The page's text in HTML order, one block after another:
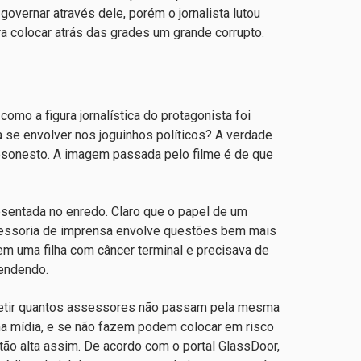
através dele, porém o jornalista lutou
colocar atrás das grades um grande corrupto.
a figura jornalística do protagonista foi
envolver nos joguinhos políticos? A verdade
A imagem passada pelo filme é de que
no enredo. Claro que o papel de um
de imprensa envolve questões bem mais
uma filha com câncer terminal e precisava de
quantos assessores não passam pela mesma
mídia, e se não fazem podem colocar em risco
alta assim. De acordo com o portal GlassDoor,